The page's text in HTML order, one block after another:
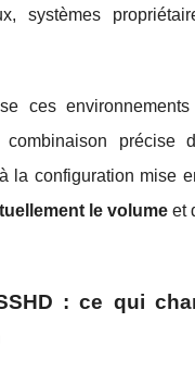
systèmes
ces
précise
la configuration mise
le volume et
: ce qui